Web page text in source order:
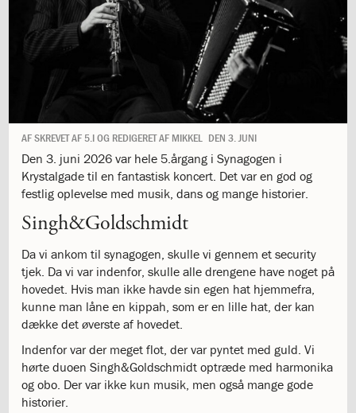
days
giving
1.12:
it
1.13:
Move
it!
1.14:
Ucycle
We
cycle
Recycle
1.15:
Historie
1.16:
Bombningen
af
Institut
Jeanne
d’Arc
1.17:
af
katastrofen
på
AFSKREVET AF 5.I OG REDIGERET AF MIKKEL DEN 3. JUNI
Den 3. juni 2026 var hele 5.årgang i Synagogen i
Krystalgade til en fantastisk koncert. Det var en god og
festlig oplevelse med musik, dans og mange historier.
Singh&Goldschmidt
Da vi ankom til synagogen, skulle vi gennem et security
tjek. Da vi var indenfor, skulle alle drengene have noget på
hovedet. Hvis man ikke havde sin egen hat hjemmefra,
kunne man låne en kippah, som er en lille hat, der kan
dække det øverste af hovedet.
Indenfor var der meget flot, der var pyntet med guld. Vi
hørte duoen Singh&Goldschmidt optræde med harmonika
og obo. Der var ikke kun musik, men også mange gode
historier.